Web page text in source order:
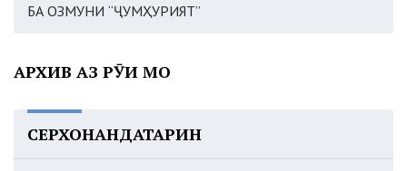
БА ОЗМУНИ “ҶУМҲУРИЯТ”
АРХИВ АЗ РӮИ МОҲ
СЕРХОНАНДАТАРИН